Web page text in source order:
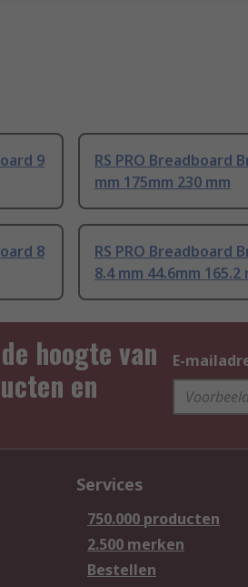
9
RS PRO Breadboard
mm 175mm 230 mm
8
RS PRO Breadboard
8.4 mm 44.6mm 165.2
hoogte van
en
E-
Services
750.000 producten
2.500 merken
Bestellen